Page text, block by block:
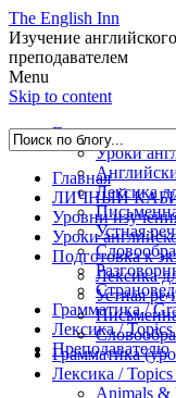
The English Inn
Изучение
преподавателем
Menu
Skip to content
Главная
Уроки
Лексика
Устная
Грамматика /
Лексика /
Преподавателю
Главная
ЛИЧНЫЙ
Уровни
Уроки
Подготовка к
Лексика
Устная
Грамматика
Лексика /
Animals &